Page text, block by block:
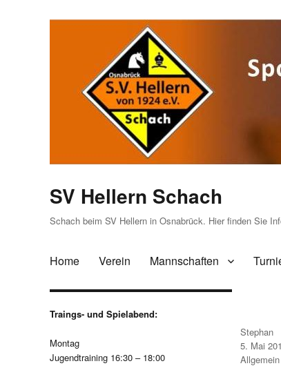
SV Hellern Schach
Schach beim SV Hellern in Osnabrück. Hier finden Sie
Home Verein Mannschaften
Autor
Stephan
am
5. Mai
Kategorien
Allgemein
Traings- und Spielabend:
Montag
Jugendtraining 16:30 – 18:00